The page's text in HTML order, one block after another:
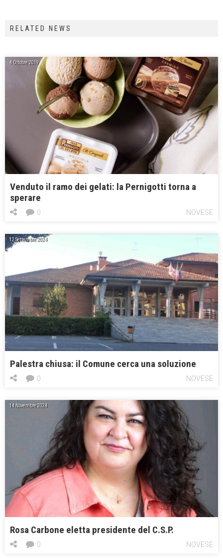
RELATED NEWS
4 Ottobre 2019
Venduto il ramo dei gelati: la Pernigotti torna a
sperare
NOVESE
0
12 Settembre 2024
Palestra chiusa: il Comune cerca una soluzione
NOVESE
0
14 Novembre 2024
Rosa Carbone eletta presidente del C.S.P.
NOVESE
0